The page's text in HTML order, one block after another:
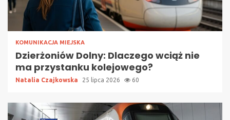
KOMUNIKACJA MIEJSKA
Dzierżoniów Dolny: Dlaczego wciąż nie
ma przystanku kolejowego?
Natalia Czajkowska 25 lipca 2026 60